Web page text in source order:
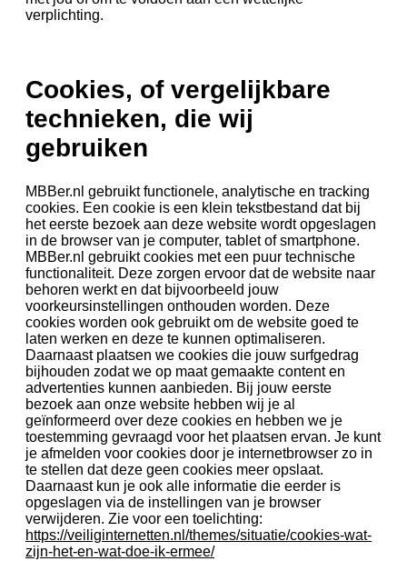
verplichting.
Cookies, of vergelijkbare
technieken, die wij
gebruiken
MBBer.nl gebruikt functionele, analytische en tracking
cookies. Een cookie is een klein tekstbestand dat bij
het eerste bezoek aan deze website wordt opgeslagen
in de browser van je computer, tablet of smartphone.
MBBer.nl gebruikt cookies met een puur technische
functionaliteit. Deze zorgen ervoor dat de website naar
behoren werkt en dat bijvoorbeeld jouw
voorkeursinstellingen onthouden worden. Deze
cookies worden ook gebruikt om de website goed te
laten werken en deze te kunnen optimaliseren.
Daarnaast plaatsen we cookies die jouw surfgedrag
bijhouden zodat we op maat gemaakte content en
advertenties kunnen aanbieden. Bij jouw eerste
bezoek aan onze website hebben wij je al
geïnformeerd over deze cookies en hebben we je
toestemming gevraagd voor het plaatsen ervan. Je kunt
je afmelden voor cookies door je internetbrowser zo in
te stellen dat deze geen cookies meer opslaat.
Daarnaast kun je ook alle informatie die eerder is
opgeslagen via de instellingen van je browser
verwijderen. Zie voor een toelichting:
https://veiliginternetten.nl/themes/situatie/cookies-wat-
zijn-het-en-wat-doe-ik-ermee/